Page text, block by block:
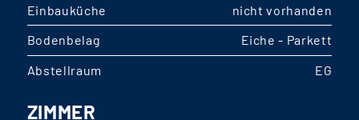
Einbauküche
nicht vorhanden
Bodenbelag
Eiche - Parkett
Abstellraum
EG
ZIMMER